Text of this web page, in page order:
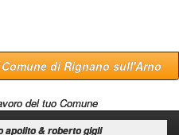
di Rignano sull'Arno
del tuo Comune
apolito & roberto gigli